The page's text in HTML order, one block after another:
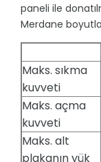
paneli ile
Merdane
Maks. sıkma
kuvveti
Maks. açma
kuvveti
Maks. alt
plakanın yük